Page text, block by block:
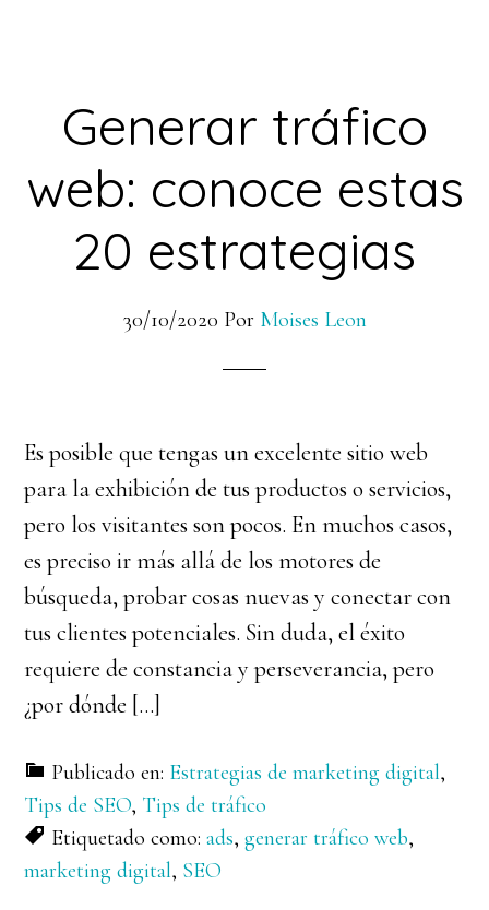
Generar tráfico
web: conoce estas
20 estrategias
30/10/2020 Por Moises Leon
Es posible que tengas un excelente sitio web
para la exhibición de tus productos o servicios,
pero los visitantes son pocos. En muchos casos,
es preciso ir más allá de los motores de
búsqueda, probar cosas nuevas y conectar con
tus clientes potenciales. Sin duda, el éxito
requiere de constancia y perseverancia, pero
¿por dónde […]
Publicado en: Estrategias de marketing digital,
Tips de SEO, Tips de tráfico
Etiquetado como:ads,generar tráfico web,
marketing digital, SEO